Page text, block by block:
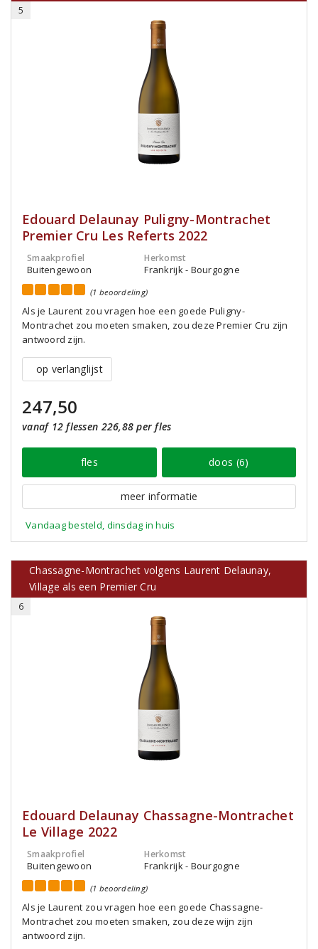
5
Edouard Delaunay Puligny-Montrachet
Premier Cru Les Referts 2022
Smaakprofiel
Buitengewoon
Herkomst
Frankrijk - Bourgogne
(1 beoordeling)
Als je Laurent zou vragen hoe een goede Puligny-
Montrachet zou moeten smaken, zou deze Premier Cru zijn
antwoord zijn.
op verlanglijst
247,50
vanaf 12 flessen 226,88 per fles
fles doos (6)
meer informatie
Vandaag besteld, dinsdag in huis
Chassagne-Montrachet volgens Laurent Delaunay,
Village als een Premier Cru
6
Edouard Delaunay Chassagne-Montrachet
Le Village 2022
Smaakprofiel
Buitengewoon
Herkomst
Frankrijk - Bourgogne
(1 beoordeling)
Als je Laurent zou vragen hoe een goede Chassagne-
Montrachet zou moeten smaken, zou deze wijn zijn
antwoord zijn.